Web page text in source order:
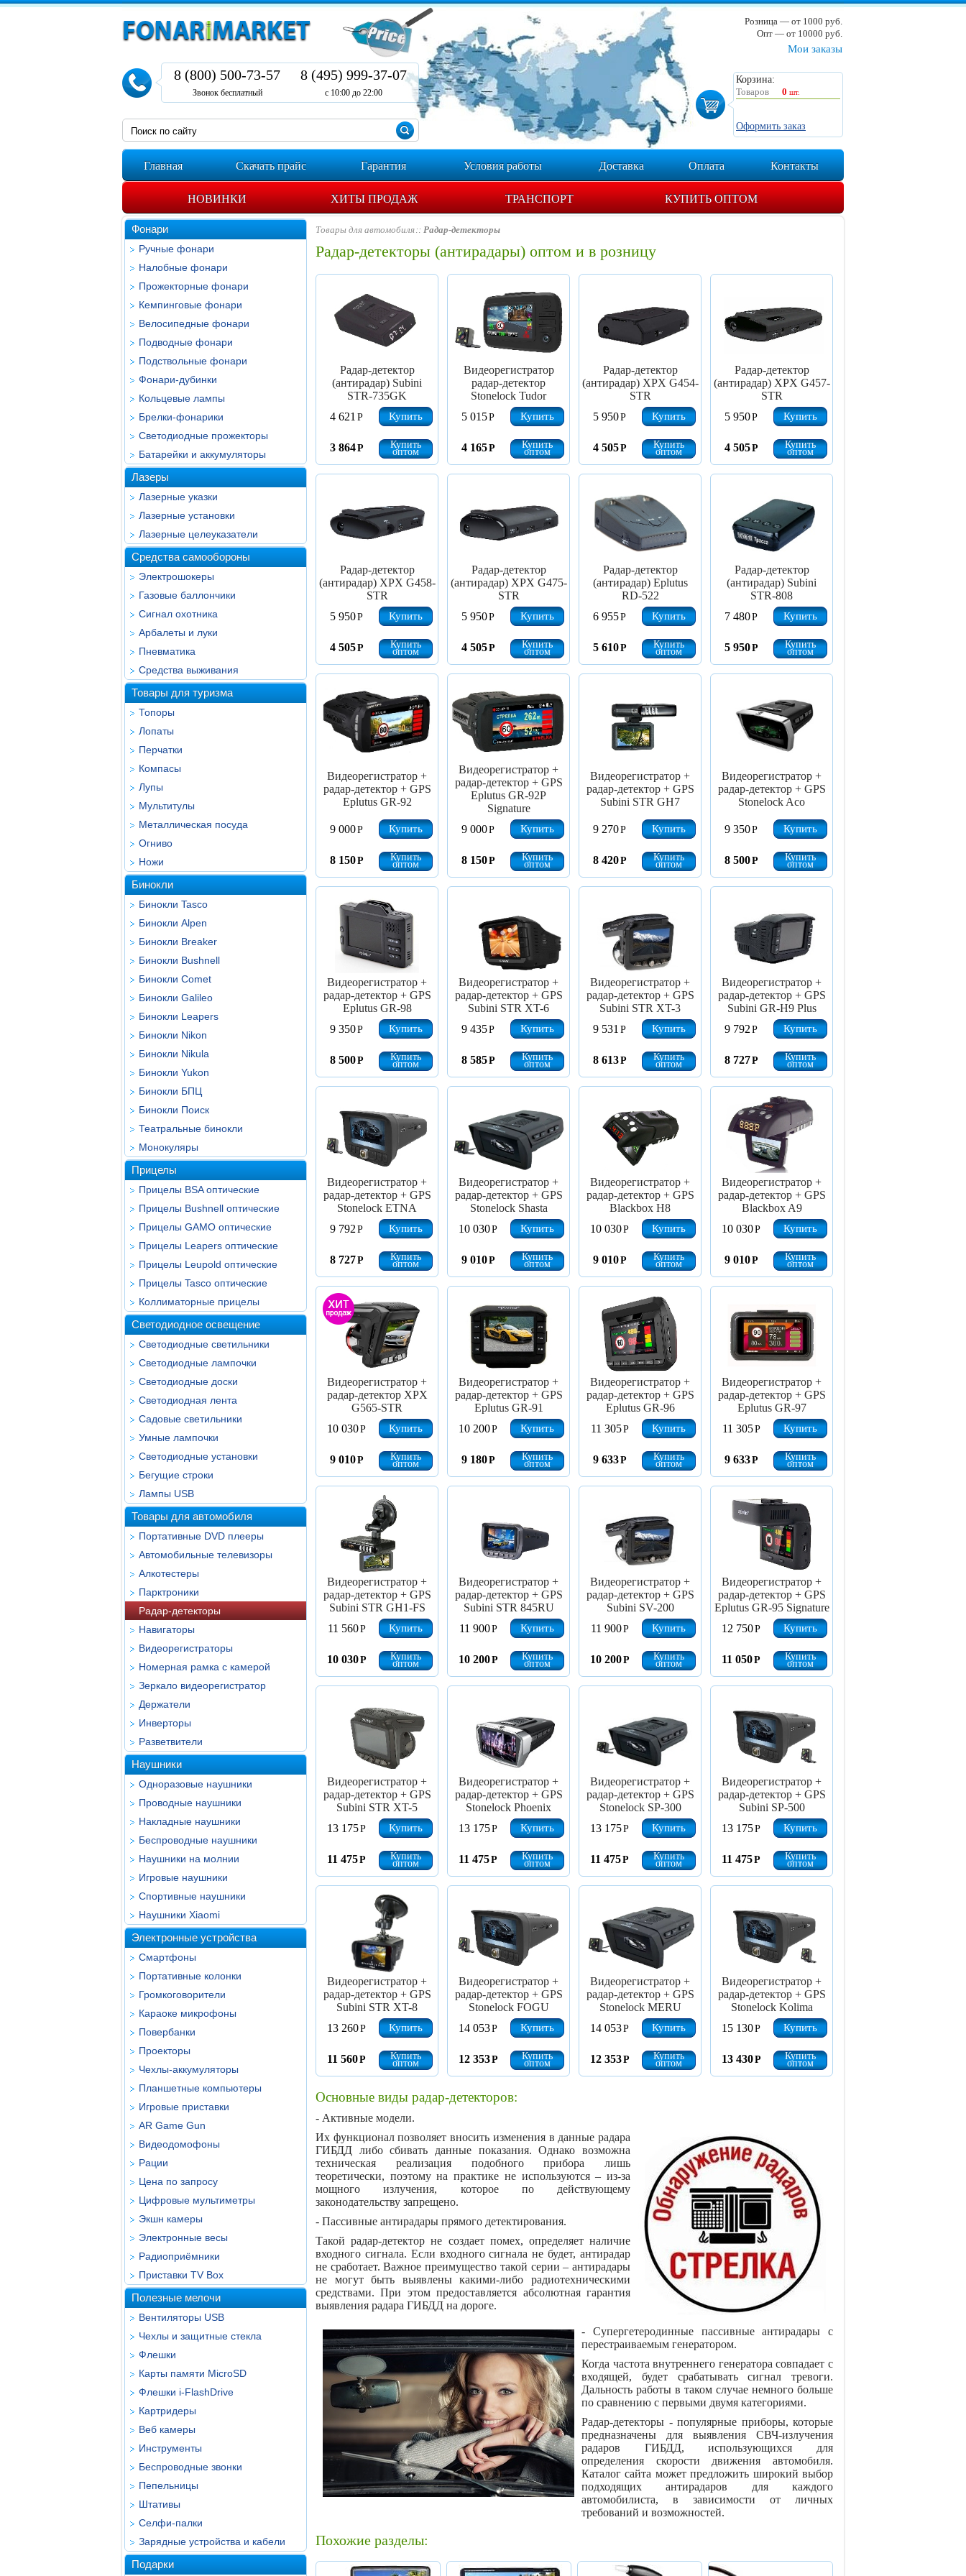
Мои заказы
Корзина:
Товаров
0 шт.
Оформить заказ
8 (800) 500-73-57
Звонок бесплатный
8 (495) 999-37-07
с 10:00 до 22:00
Розница — от 1000 руб.
Опт — от 10000 руб.
Главная Скачать прайс Гарантия Условия работы Доставка Оплата Контакты
НОВИНКИ ХИТЫ ПРОДАЖ ТРАНСПОРТ КУПИТЬ ОПТОМ
Фонари
Ручные фонари
Налобные фонари
Прожекторные фонари
Кемпинговые фонари
Велосипедные фонари
Подводные фонари
Подствольные фонари
Фонари-дубинки
Кольцевые лампы
Брелки-фонарики
Светодиодные прожекторы
Батарейки и аккумуляторы
Лазеры
Лазерные указки
Лазерные установки
Лазерные целеуказатели
Средства самообороны
Электрошокеры
Газовые баллончики
Сигнал охотника
Арбалеты и луки
Пневматика
Средства выживания
Товары для туризма
Топоры
Лопаты
Перчатки
Компасы
Лупы
Мультитулы
Металлическая посуда
Огниво
Ножи
Бинокли
Бинокли Tasco
Бинокли Alpen
Бинокли Breaker
Бинокли Bushnell
Бинокли Comet
Бинокли Galileo
Бинокли Leapers
Бинокли Nikon
Бинокли Nikula
Бинокли Yukon
Бинокли БПЦ
Бинокли Поиск
Театральные бинокли
Монокуляры
Прицелы
Прицелы BSA оптические
Прицелы Bushnell оптические
Прицелы GAMO оптические
Прицелы Leapers оптические
Прицелы Leupold оптические
Прицелы Tasco оптические
Коллиматорные прицелы
Светодиодное освещение
Светодиодные светильники
Светодиодные лампочки
Светодиодные доски
Светодиодная лента
Садовые светильники
Умные лампочки
Светодиодные установки
Бегущие строки
Лампы USB
Товары для автомобиля
Портативные DVD плееры
Автомобильные телевизоры
Алкотестеры
Парктроники
Радар-детекторы
Навигаторы
Видеорегистраторы
Номерная рамка с камерой
Зеркало видеорегистратор
Держатели
Инверторы
Разветвители
Наушники
Одноразовые наушники
Проводные наушники
Накладные наушники
Беспроводные наушники
Наушники на молнии
Игровые наушники
Спортивные наушники
Наушники Xiaomi
Электронные устройства
Смартфоны
Портативные колонки
Громкоговорители
Караоке микрофоны
Повербанки
Проекторы
Чехлы-аккумуляторы
Планшетные компьютеры
Игровые приставки
AR Game Gun
Видеодомофоны
Рации
Цена по запросу
Цифровые мультиметры
Экшн камеры
Электронные весы
Радиоприёмники
Приставки TV Box
Полезные мелочи
Вентиляторы USB
Чехлы и защитные стекла
Флешки
Карты памяти MicroSD
Флешки i-FlashDrive
Картридеры
Веб камеры
Инструменты
Беспроводные звонки
Пепельницы
Штативы
Селфи-палки
Зарядные устройства и кабели
Подарки
Товары для автомобиля Радар-детекторы
Радар-детекторы (антирадары) оптом и в розницу
Радар-детектор
(антирадар) Subini
STR-735GK
4 621 Р Купить
3 864Р Купить
оптом
Видеорегистратор
радар-детектор
Stonelock Tudor
5 015Р Купить
4 165Р Купить
оптом
Радар-детектор
(антирадар) XPX G454-
STR
5 950Р Купить
4 505Р Купить
оптом
Радар-детектор
(антирадар) XPX G457-
STR
5 950Р Купить
4 505Р Купить
оптом
Радар-детектор
(антирадар) XPX G458-
STR
5 950Р Купить
4 505Р Купить
оптом
Радар-детектор
(антирадар) XPX G475-
STR
5 950Р Купить
4 505Р Купить
оптом
Радар-детектор
(антирадар) Eplutus
RD-522
6 955Р Купить
5 610Р Купить
оптом
Радар-детектор
(антирадар) Subini
STR-808
7 480Р Купить
5 950Р Купить
оптом
Видеорегистратор +
радар-детектор + GPS
Eplutus GR-92
9 000Р Купить
8 150Р Купить
оптом
Видеорегистратор +
радар-детектор + GPS
Eplutus GR-92P
Signature
9 000Р Купить
8 150Р Купить
оптом
Видеорегистратор +
радар-детектор + GPS
Subini STR GH7
9 270Р Купить
8 420Р Купить
оптом
Видеорегистратор +
радар-детектор + GPS
Stonelock Aco
9 350Р Купить
8 500Р Купить
оптом
Видеорегистратор +
радар-детектор + GPS
Eplutus GR-98
9 350Р Купить
8 500Р Купить
оптом
Видеорегистратор +
радар-детектор + GPS
Subini STR XT-6
9 435Р Купить
8 585Р Купить
оптом
Видеорегистратор +
радар-детектор + GPS
Subini STR XT-3
9 531 Р Купить
8 613Р Купить
оптом
Видеорегистратор +
радар-детектор + GPS
Subini GR-H9 Plus
9 792 Р Купить
8 727Р Купить
оптом
Видеорегистратор +
радар-детектор + GPS
Stonelock ETNA
9 792 Р Купить
8 727Р Купить
оптом
Видеорегистратор +
радар-детектор + GPS
Stonelock Shasta
10 030Р Купить
9 010Р Купить
оптом
Видеорегистратор +
радар-детектор + GPS
Blackbox H8
10 030Р Купить
9 010Р Купить
оптом
Видеорегистратор +
радар-детектор + GPS
Blackbox A9
10 030Р Купить
9 010Р Купить
оптом
Видеорегистратор +
радар-детектор XPX
G565-STR
10 030Р Купить
9 010Р Купить
оптом
Видеорегистратор +
радар-детектор + GPS
Eplutus GR-91
10 200Р Купить
9 180Р Купить
оптом
Видеорегистратор +
радар-детектор + GPS
Eplutus GR-96
11 305Р Купить
9 633Р Купить
оптом
Видеорегистратор +
радар-детектор + GPS
Eplutus GR-97
11 305Р Купить
9 633Р Купить
оптом
Видеорегистратор +
радар-детектор + GPS
Subini STR GH1-FS
11 560Р Купить
10 030Р Купить
оптом
Видеорегистратор +
радар-детектор + GPS
Subini STR 845RU
11 900Р Купить
10 200Р Купить
оптом
Видеорегистратор +
радар-детектор + GPS
Subini SV-200
11 900Р Купить
10 200Р Купить
оптом
Видеорегистратор +
радар-детектор + GPS
Eplutus GR-95 Signature
12 750Р Купить
11 050Р Купить
оптом
Видеорегистратор +
радар-детектор + GPS
Subini STR XT-5
13 175Р Купить
11 475Р Купить
оптом
Видеорегистратор +
радар-детектор + GPS
Stonelock Phoenix
13 175Р Купить
11 475Р Купить
оптом
Видеорегистратор +
радар-детектор + GPS
Stonelock SP-300
13 175Р Купить
11 475Р Купить
оптом
Видеорегистратор +
радар-детектор + GPS
Subini SP-500
13 175Р Купить
11 475Р Купить
оптом
Видеорегистратор +
радар-детектор + GPS
Subini STR XT-8
13 260Р Купить
11 560Р Купить
оптом
Видеорегистратор +
радар-детектор + GPS
Stonelock FOGU
14 053Р Купить
12 353Р Купить
оптом
Видеорегистратор +
радар-детектор + GPS
Stonelock MERU
14 053Р Купить
12 353Р Купить
оптом
Видеорегистратор +
радар-детектор + GPS
Stonelock Kolima
15 130Р Купить
13 430Р Купить
оптом
Основные виды радар-детекторов:
- Активные модели.
Их функционал позволяет вносить изменения в данные радара
ГИБДД либо сбивать данные показания. Однако возможна
техническая реализация подобного прибора лишь
теоретически, поэтому на практике не используются – из-за
мощного излучения, которое по действующему
законодательству запрещено.
- Пассивные антирадары прямого детектирования.
Такой радар-детектор не создает помех, определяет наличие
входного сигнала. Если входного сигнала не будет, антирадар
не сработает. Важное преимущество такой серии – антирадары
не могут быть выявлены какими-либо радиотехническими
средствами. При этом предоставляется абсолютная гарантия
выявления радара ГИБДД на дороге.
- Супергетеродинные пассивные антирадары с
перестраиваемым генератором.
Когда частота внутреннего генератора совпадает с
входящей, будет срабатывать сигнал тревоги.
Дальность работы в таком случае немного больше
по сравнению с первыми двумя категориями.
Радар-детекторы - популярные приборы, которые
предназначены для выявления СВЧ-излучения
радаров ГИБДД, использующихся для
определения скорости движения автомобиля.
Каталог сайта может предложить широкий выбор
подходящих антирадаров для каждого
автомобилиста, в зависимости от личных
требований и возможностей.
Похожие разделы: